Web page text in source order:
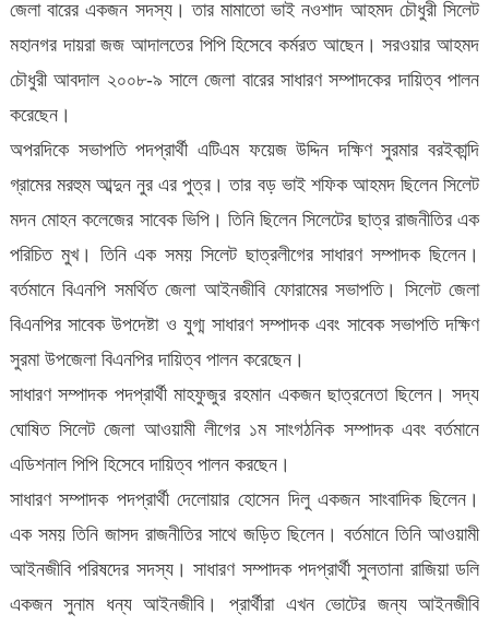
জেলা বারের একজন সদস্য। তার মামাতো ভাই নওশাদ আহমদ চৌধুরী সিলেট
মহানগর দায়রা জজ আদালতের পিপি হিসেবে কর্মরত আছেন। সরওয়ার আহমদ
চৌধুরী আবদাল ২০০৮-৯ সালে জেলা বারের সাধারণ সম্পাদকের দায়িত্ব পালন
করেছেন।
অপরদিকে সভাপতি পদপ্রার্থী এটিএম ফয়েজ উদ্দিন দক্ষিণ সুরমার বরইকান্দি
গ্রামের মরহুম আব্দুন নুর এর পুত্র। তার বড় ভাই শফিক আহমদ ছিলেন সিলেট
মদন মোহন কলেজের সাবেক ভিপি। তিনি ছিলেন সিলেটের ছাত্র রাজনীতির এক
পরিচিত মুখ। তিনি এক সময় সিলেট ছাত্রলীগের সাধারণ সম্পাদক ছিলেন।
বর্তমানে বিএনপি সমর্থিত জেলা আইনজীবি ফোরামের সভাপতি। সিলেট জেলা
বিএনপির সাবেক উপদেষ্টা ও যুগ্ম সাধারণ সম্পাদক এবং সাবেক সভাপতি দক্ষিণ
সুরমা উপজেলা বিএনপির দায়িত্ব পালন করেছেন।
সাধারণ সম্পাদক পদপ্রার্থী মাহফুজুর রহমান একজন ছাত্রনেতা ছিলেন। সদ্য
ঘোষিত সিলেট জেলা আওয়ামী লীগের ১ম সাংগঠনিক সম্পাদক এবং বর্তমানে
এডিশনাল পিপি হিসেবে দায়িত্ব পালন করছেন।
সাধারণ সম্পাদক পদপ্রার্থী দেলোয়ার হোসেন দিলু একজন সাংবাদিক ছিলেন।
এক সময় তিনি জাসদ রাজনীতির সাথে জড়িত ছিলেন। বর্তমানে তিনি আওয়ামী
আইনজীবি পরিষদের সদস্য। সাধারণ সম্পাদক পদপ্রার্থী সুলতানা রাজিয়া ডলি
একজন সুনাম ধন্য আইনজীবি। প্রার্থীরা এখন ভোটের জন্য আইনজীবি